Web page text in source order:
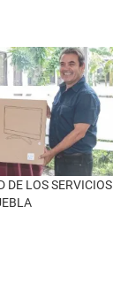
DE LOS SERVICIOS